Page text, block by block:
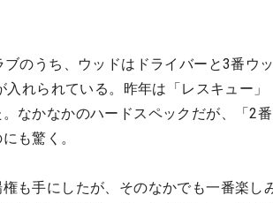
のうち、ウッドはドライバーと3番ウ
れられている。昨年は「レスキュー」
なかなかのハードスペックだが、「2
も驚く。
も手にしたが、そのなかでも一番楽し